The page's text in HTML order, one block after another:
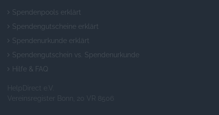
Spendenpools erklärt
Spendengutscheine erklärt
Spendenurkunde erklärt
Spendengutschein vs. Spendenurkunde
Hilfe & FAQ
HelpDirect e.V.
Vereinsregister Bonn, 20 VR 8506